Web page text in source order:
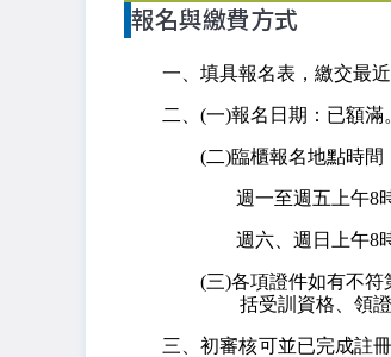
報名與繳費方式
一、填具報名表，繳交最
二、(一)報名日期：已額滿
(二)臨櫃報名地點時間
週一至週五上午8
週六、週日上午8
(三)各項證件如有不
括受訓資格、領
三、初審核可並已完成註